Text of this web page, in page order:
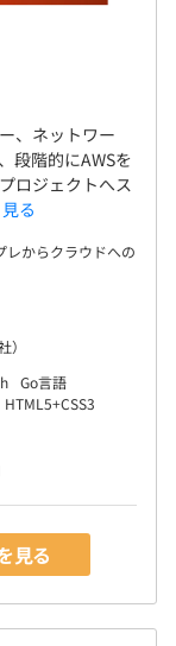
、ネットワー
段階的にAWSを
ロジェクトへス
る
レからクラウドへの
Go言語
HTML5+CSS3
見る